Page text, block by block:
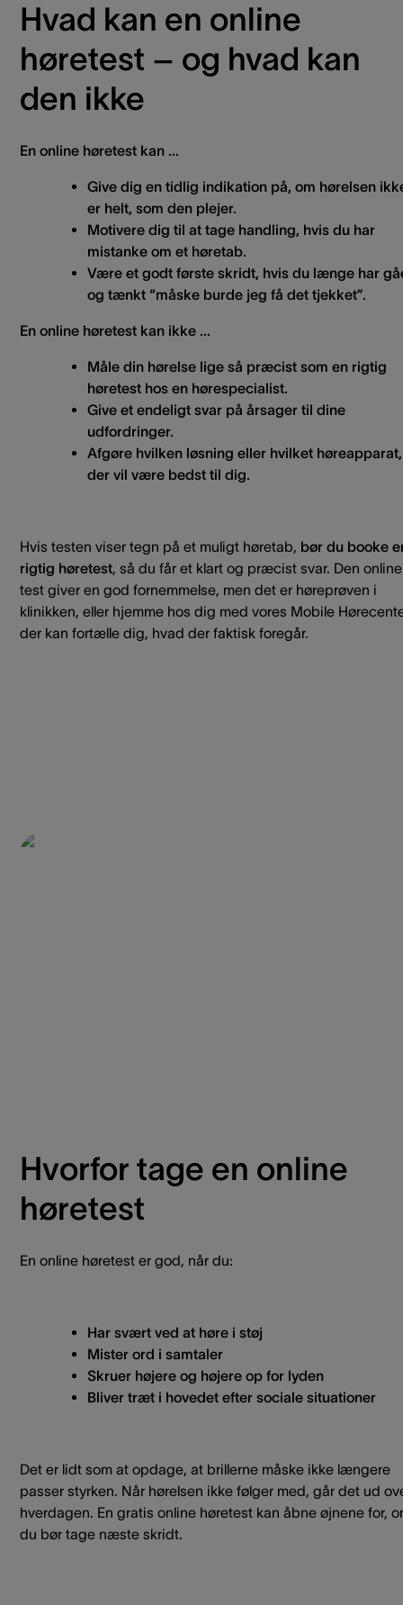
Hvad kan en online
høretest – og hvad kan
den ikke
En online høretest kan ...
Give dig en tidlig indikation på, om hørelsen
er helt, som den plejer.
Motivere dig til at tage handling, hvis du har
mistanke om et høretab.
Være et godt første skridt, hvis du længe har
og tænkt “måske burde jeg få det tjekket”.
En online høretest kan ikke ...
Måle din hørelse lige så præcist som en rigtig
høretest hos en hørespecialist.
Give et endeligt svar på årsager til dine
udfordringer.
Afgøre hvilken løsning eller hvilket høreapparat,
der vil være bedst til dig.
Hvis testen viser tegn på et muligt høretab, bør du booke
rigtig høretest , så du får et klart og præcist svar. Den online
test giver en god fornemmelse, men det er høreprøven i
klinikken, eller hjemme hos dig med vores Mobile
der kan fortælle dig, hvad der faktisk foregår.
Hvorfor tage en online
høretest
En online høretest er god, når du:
Har svært ved at høre i støj
Mister ord i samtaler
Skruer højere og højere op for lyden
Bliver træt i hovedet efter sociale situationer
Det er lidt som at opdage, at brillerne måske ikke længere
passer styrken. Når hørelsen ikke følger med, går det ud
hverdagen. En gratis online høretest kan åbne øjnene for,
du bør tage næste skridt.